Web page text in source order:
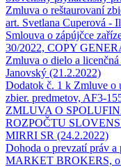
Zmluva o reštaurovaní
art. Svetlana Cuperová -
Smlouva o zápújčce
30/2022, COPY
Zmluva o dielo a
Janovský (21.2.2022)
Dodatok č. 1 k Zmluve o
zbier. predmetov, AF3-
ZMLUVA O
ROZPOČTU
MIRRI SR (24.2.2022)
Dohoda o prevzatí práv
MARKET BROKERS,